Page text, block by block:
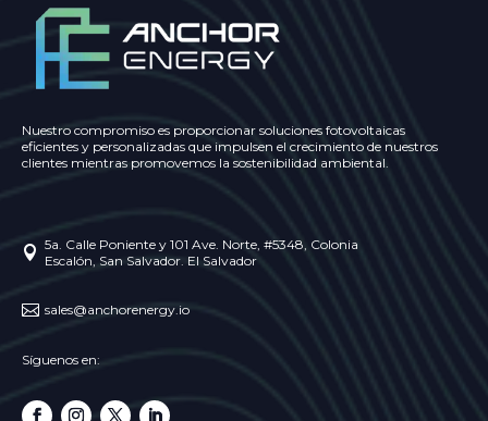
Nuestro compromiso es proporcionar soluciones fotovoltaicas
eficientes y personalizadas que impulsen el crecimiento de nuestros
clientes mientras promovemos la sostenibilidad ambiental.
 5a. Calle Poniente y 101 Ave. Norte, #5348, Colonia
Escalón, San Salvador. El Salvador
 sales@anchorenergy.io
Síguenos en: